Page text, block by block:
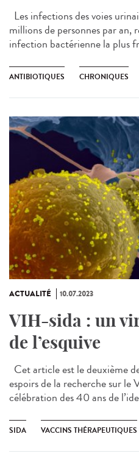
Les infections des voies
millions de personnes par an,
infection bactérienne la plus
ANTIBIOTIQUES CHRONIQUES
ACTUALITÉ 10.07.2023
VIH-sida : un
de l’esquive
Cet article est le deuxième
espoirs de la recherche sur le
célébration des 40 ans de
SIDA VACCINS THÉRAPEUTIQUES